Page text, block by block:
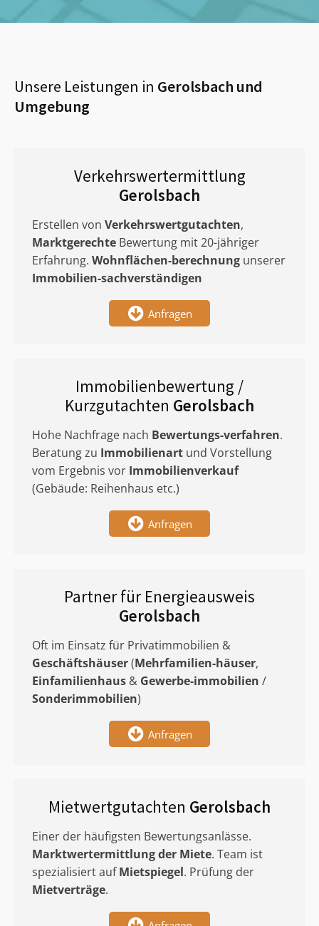
Unsere Leistungen in Gerolsbach und
Umgebung
Verkehrswertermittlung
Gerolsbach
Erstellen von Verkehrswertgutachten,
Marktgerechte Bewertung mit 20-jähriger
Erfahrung. Wohnflächen-berechnung unserer
Immobilien-sachverständigen
Anfragen
Immobilienbewertung /
Kurzgutachten Gerolsbach
Hohe Nachfrage nach Bewertungs-verfahren.
Beratung zu Immobilienart und Vorstellung
vom Ergebnis vor Immobilienverkauf
(Gebäude: Reihenhaus etc.)
Anfragen
Partner für Energieausweis
Gerolsbach
Oft im Einsatz für Privatimmobilien &
Geschäftshäuser(Mehrfamilien-häuser,
Einfamilienhaus & Gewerbe-immobilien /
Sonderimmobilien)
Anfragen
Mietwertgutachten Gerolsbach
Einer der häufigsten Bewertungsanlässe.
Marktwertermittlungder Miete. Team ist
spezialisiert aufMietspiegel. Prüfung der
Mietverträge.